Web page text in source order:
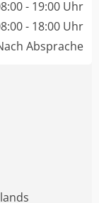
- 19:00 Uhr
- 18:00 Uhr
Absprache